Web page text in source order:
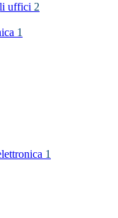
uffici 2
1
1